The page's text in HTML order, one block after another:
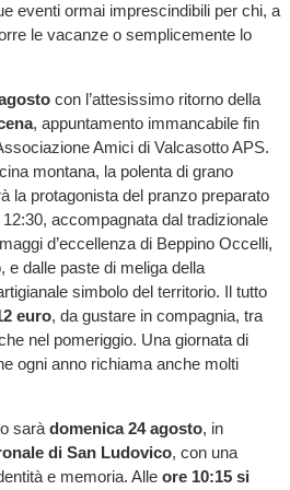
eventi ormai imprescindibili per chi, a
le vacanze o semplicemente lo
con l’attesissimo ritorno della
, appuntamento immancabile fin
Amici di Valcasotto APS.
montana, la polenta di grano
la protagonista del pranzo preparato
accompagnata dal tradizionale
d’eccellenza di Beppino Occelli,
e dalle paste di meliga della
simbolo del territorio. Il tutto
euro, da gustare in compagnia, tra
nel pomeriggio. Una giornata di
ogni anno richiama anche molti
sarà domenica 24 agosto, in
di San Ludovico, con una
e memoria. Alle ore 10:15 si